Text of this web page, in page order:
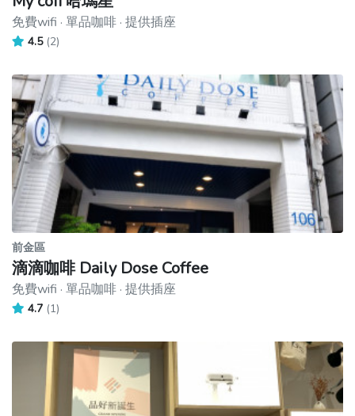
免費wifi · 單品咖啡 · 提供插座
4.5 (2)
前金區
滴滴咖啡 Daily Dose Coffee
免費wifi · 單品咖啡 · 提供插座
4.7 (1)